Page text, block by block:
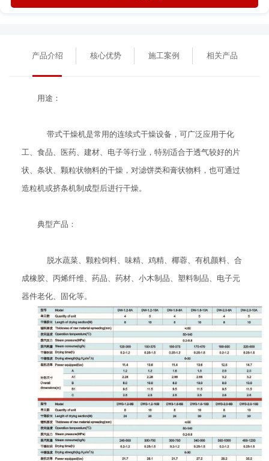
产品介绍 核心优势 施工案例 相关产品
用途：
带式干燥机是常用的连续式干燥设备，可广泛应用于化
工、食品、医药、建材、电子等行业，特别适合于透气较好的片
状、条状、颗粒状物料的干燥，对滤饼类和膏状物料，也可通过
造粒机或挤条机制成型后进行干燥。
典型产品：
脱水蔬菜、颗粒饲料、味精、鸡精、椰蓉、有机颜料、合
成橡胶、丙烯纤维、药品、药材、小木制品、塑料制品、电子元
器件老化、固化等。